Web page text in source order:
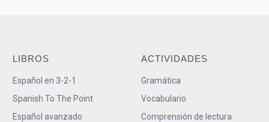
LIBROS
Español en 3-2-1
Spanish To The Point
Español avanzado
ACTIVIDADES
Gramática
Vocabulario
Comprensión de lectura